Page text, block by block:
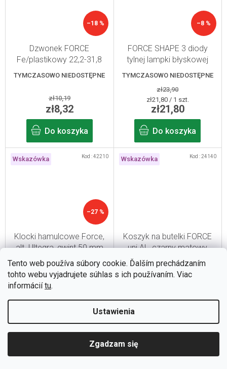
Tento web používa súbory cookie. Ďalším prechádzaním
tohto webu vyjadrujete súhlas s ich používaním. Viac
informáciítu.
Ustawienia
Zgadzam się
–18 %
Dzwonek FORCE
Fe/plastikowy 22,2-31,8
TYMCZASOWO NIEDOSTĘPNE
zł10,19
zł8,32
Do koszyka
–8 %
FORCE SHAPE 3 diody
tylnej lampki błyskowej
TYMCZASOWO NIEDOSTĘPNE
zł23,90
zł21,80
Cena
jednostkowa:
zł21,80 / 1 szt.
Do koszyka
Wskazówka
–27 %
Klocki hamulcowe Force,
alt. Ultegra, gwint 50 mm
TYMCZASOWO NIEDOSTĘPNE
zł10,14
zł7,34
Kod :42210 Wskazówka
Koszyk na butelki FORCE
uni AL, czarny matowy
TYMCZASOWO NIEDOSTĘPNE
zł34,67
Kod :24140
Kod :46296